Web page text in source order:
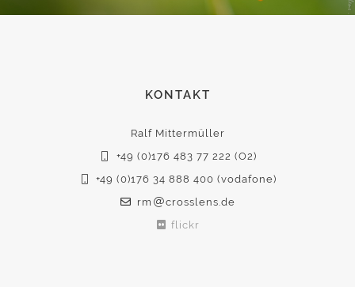
KONTAKT
Ralf Mittermüller
+49 (0)176 483 77 222 (O2)
+49 (0)176 34 888 400 (vodafone)
rm
crosslens.de
flickr